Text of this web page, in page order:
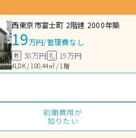
西東京市富士町 2階建 2000年築
19万円/管理費なし
敷 38万円 礼 19万円
4LDK / 100.44㎡ / 1階
初期費用が
知りたい